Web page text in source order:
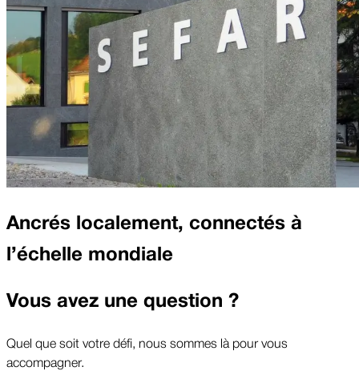
Ancrés localement, connectés à
l’échelle mondiale
Vous avez une question ?
Quel que soit votre défi, nous sommes là pour vous
accompagner.